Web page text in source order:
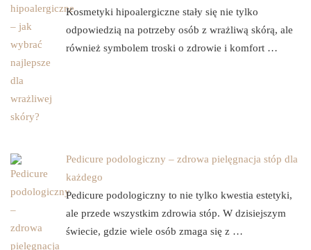
Kosmetyki hipoalergiczne stały się nie tylko
odpowiedzią na potrzeby osób z wrażliwą skórą, ale
również symbolem troski o zdrowie i komfort …
Pedicure podologiczny – zdrowa pielęgnacja stóp dla
każdego
Pedicure podologiczny to nie tylko kwestia estetyki,
ale przede wszystkim zdrowia stóp. W dzisiejszym
świecie, gdzie wiele osób zmaga się z …